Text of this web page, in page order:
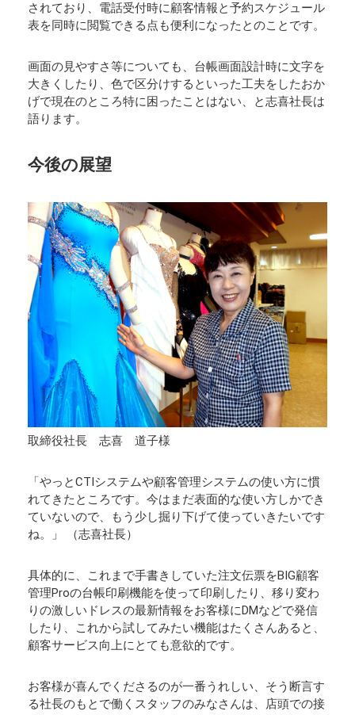
されており、電話受付時に顧客情報と予約スケジュール
表を同時に閲覧できる点も便利になったとのことです。
画面の見やすさ等についても、台帳画面設計時に文字を
大きくしたり、色で区分けするといった工夫をしたおか
げで現在のところ特に困ったことはない、と志喜社長は
語ります。
今後の展望
取締役社長 志喜 道子様
「やっとCTIシステムや顧客管理システムの使い方に慣
れてきたところです。今はまだ表面的な使い方しかでき
ていないので、もう少し掘り下げて使っていきたいです
ね。」 （志喜社長）
具体的に、これまで手書きしていた注文伝票をBIG顧客
管理Proの台帳印刷機能を使って印刷したり、移り変わ
りの激しいドレスの最新情報をお客様にDMなどで発信
したり、これから試してみたい機能はたくさんあると、
顧客サービス向上にとても意欲的です。
お客様が喜んでくださるのが一番うれしい、そう断言す
る社長のもとで働くスタッフのみなさんは、店頭での接